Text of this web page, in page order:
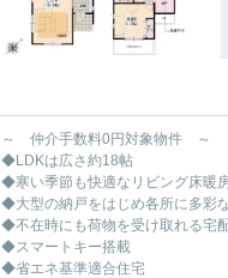
～ 仲介手数料0円対象物件 ～
◆LDKは広さ約18帖
◆寒い季節も快適なリビング床暖
◆大型の納戸をはじめ各所に多彩
◆不在時にも荷物を受け取れる宅
◆スマートキー搭載
◆省エネ基準適合住宅